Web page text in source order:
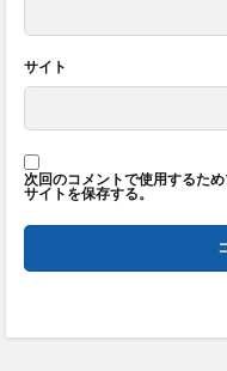
サイト
次回のコメントで使用するた
サイトを保存する。